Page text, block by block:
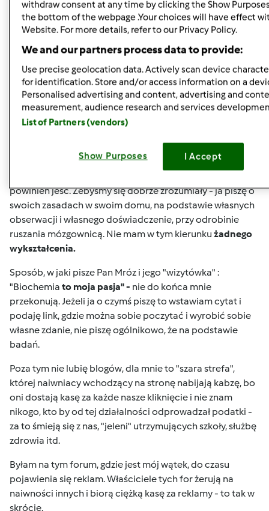
Zalogujlub zarejestruj się aby dodawać
komentarze
kokolidek Dołączył : 08.12.2011
- proszę uprzejmie. Tylko pamiętaj, że ja nie
jestem żadnym fachowcem - ot samouk ze mnie
powinien jeść. Żebyśmy się dobrze zrozumiały - ja piszę o
swoich zasadach w swoim domu, na podstawie własnych
obserwacji i własnego doświadczenie, przy odrobinie
ruszania mózgownicą. Nie mam w tym kierunku żadnego
wykształcenia.
Sposób, w jaki pisze Pan Mróz i jego "wizytówka" :
"Biochemia to moja pasja" - nie do końca mnie
przekonują. Jeżeli ja o czymś piszę to wstawiam cytat i
podaję link, gdzie można sobie poczytać i wyrobić sobie
własne zdanie, nie piszę ogólnikowo, że na podstawie
badań.
Poza tym nie lubię blogów, dla mnie to "szara strefa",
której naiwniacy wchodzący na stronę nabijają kabzę, bo
oni dostają kasę za każde nasze kliknięcie i nie znam
nikogo, kto by od tej działalności odprowadzał podatki -
za to śmieją się z nas, "jeleni" utrzymujących szkoły, służbę
zdrowia itd.
Byłam na tym forum, gdzie jest mój wątek, do czasu
pojawienia się reklam. Właściciele tych for żerują na
naiwności innych i biorą ciężką kasę za reklamy - to tak w
skrócie.
withdraw consent at any time by clicking the Show
the bottom of the webpage .Your choices will have effect
Website. For more details, refer to our Privacy Policy.
We and our partners process data to provide:
Use precise geolocation data. Actively scan device
for identification. Store and/or access information on a
Personalised advertising and content, advertising and
measurement, audience research and services
List of Partners (vendors)
Show Purposes I Accept